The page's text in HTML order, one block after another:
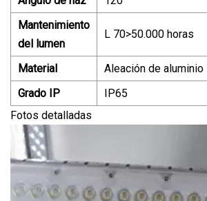
Mantenimiento
del lumen
L 70>50.000 horas
Material
Aleación de aluminio
Grado IP
IP65
Fotos detalladas